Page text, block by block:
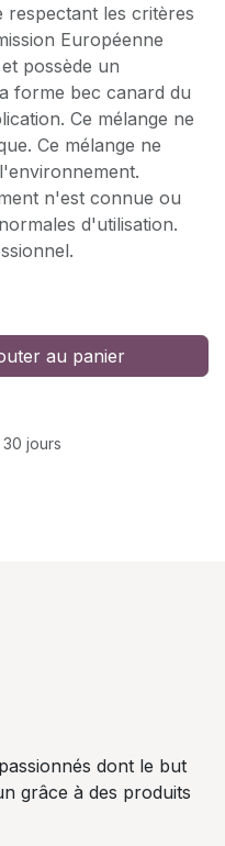
respectant les critères
Européenne
possède un
forme bec canard du
Ce mélange ne
Ce mélange ne
n'est connue ou
d'utilisation.
au panier
jours
dont le but
grâce à des produits